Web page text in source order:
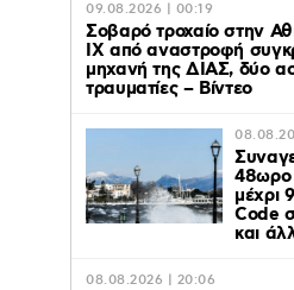
09.08.2026 | 00:19
Σοβαρό τροχαίο στην
ΙΧ από αναστροφή
μηχανή της ΔΙΑΣ, δύο
τραυματίες – Βίντεο
48ωρο
μέχρι
Code
και
08.08.2026 | 20:06